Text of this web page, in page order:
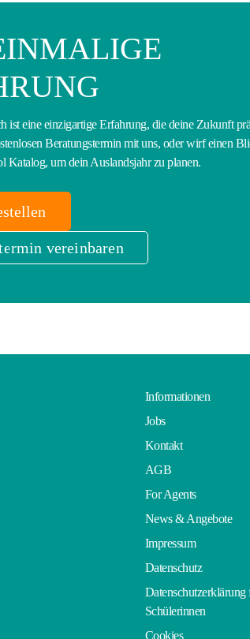
ist eine einzigartige Erfahrung, die deine Zukunft
Beratungstermin mit uns, oder wirf einen
Katalog, um dein Auslandsjahr zu planen.
vereinbaren
Informationen
Jobs
Kontakt
AGB
For Agents
News & Angebote
Impressum
Datenschutz
Datenschutzerklärung
Schülerinnen
Cookies